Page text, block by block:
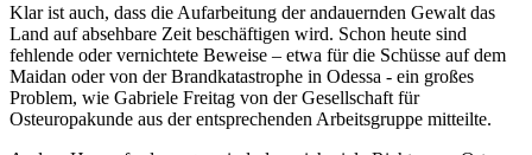
Klar ist auch, dass die Aufarbeitung der andauernden Gewalt das
Land auf absehbare Zeit beschäftigen wird. Schon heute sind
fehlende oder vernichtete Beweise – etwa für die Schüsse auf dem
Maidan oder von der Brandkatastrophe in Odessa - ein großes
Problem, wie Gabriele Freitag von der Gesellschaft für
Osteuropakunde aus der entsprechenden Arbeitsgruppe mitteilte.